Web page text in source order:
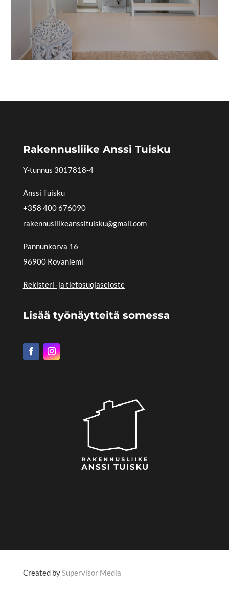
Rakennusliike Anssi Tuisku
Y-tunnus 3017818-4
Anssi Tuisku
+358 400 676090
rakennusliikeanssituisku@gmail.com
Pannunkorva 16
96900 Rovaniemi
Rekisteri -ja tietosuojaseloste
Lisää työnäytteitä somessa
Created bySupervisor Media